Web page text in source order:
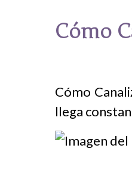
Cómo
Cómo
llega